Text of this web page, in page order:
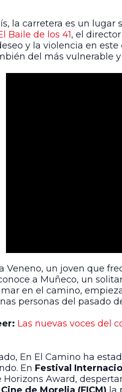
la carretera es un lugar
Baile de los 41, el
y la violencia en
del más vulnerable
Veneno, un joven que
a Muñeco, un
en el camino,
personas del pasado
Las nuevas voces del
En El Camino ha
En Festival
Horizons Award,